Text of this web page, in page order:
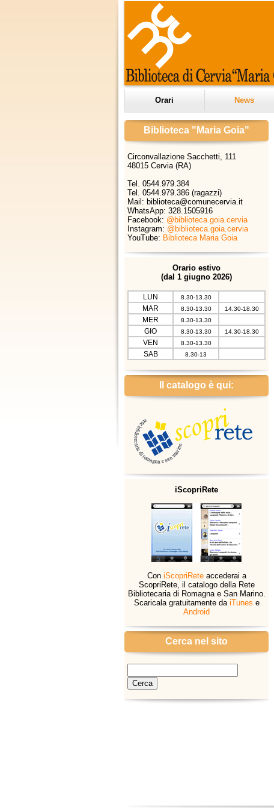
Orari News
Biblioteca "Maria Goia"
Circonvallazione Sacchetti, 111
48015 Cervia (RA)
Tel. 0544.979.384
Tel. 0544.979.386 (ragazzi)
Mail: biblioteca@comunecervia.it
WhatsApp: 328.1505916
Facebook: @biblioteca.goia.cervia
Instagram: @biblioteca.goia.cervia
YouTube: Biblioteca Maria Goia
Orario estivo
(dal 1 giugno 2026)
LUN 8.30-13.30
MAR 8.30-13.30 14.30-18.30
MER 8.30-13.30
GIO 8.30-13.30 14.30-18.30
VEN 8.30-13.30
SAB 8.30-13
Il catalogo è qui:
iScopriRete
Con iScopriReteaccederai a
ScopriRete, il catalogo della Rete
Bibliotecaria di Romagna e San Marino.
Scaricala gratuitamente da iTunes e
Android
Cerca nel sito